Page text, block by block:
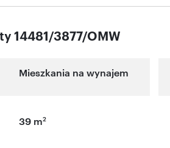
14481/3877/OMW
Mieszkania na wynajem
39 m2